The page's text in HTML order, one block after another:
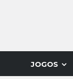
JOGOS